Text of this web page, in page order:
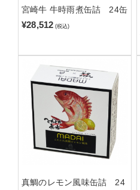
宮崎牛 牛時雨煮缶詰 24缶
¥28,512 (税込)
真鯛のレモン風味缶詰 24